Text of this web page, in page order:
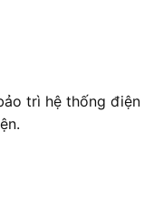
trì hệ thống